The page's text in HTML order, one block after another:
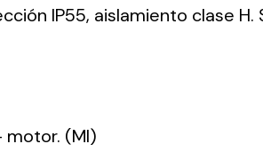
IP55, aislamiento clase
motor. (MI)